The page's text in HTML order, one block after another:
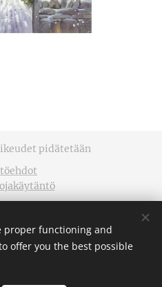
pidätetään
English
proper functioning and
offer you the best possible